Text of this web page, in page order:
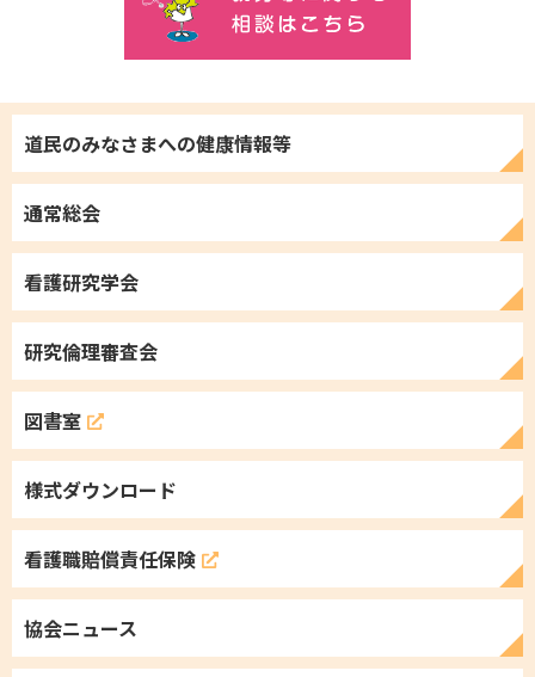
道民のみなさまへの健康情報等
通常総会
看護研究学会
研究倫理審査会
図書室
様式ダウンロード
看護職賠償責任保険
協会ニュース